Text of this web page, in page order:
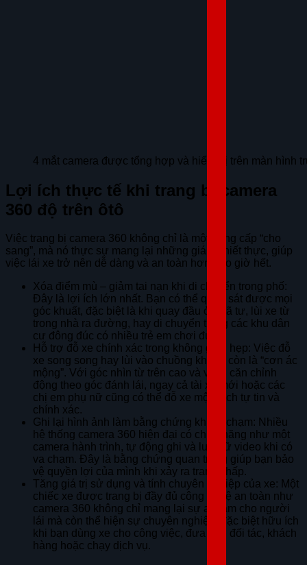
4 mắt camera được tổng hợp và hiển thị trên màn hình
Lợi ích thực tế khi trang bị camera
360 độ trên ôtô
Việc trang bị camera 360 không chỉ là một nâng cấp “cho
sang”, mà nó thực sự mang lại những giá trị thiết thực, giúp
việc lái xe trở nên dễ dàng và an toàn hơn bao giờ hết.
Xóa điểm mù – giảm tai nạn khi di chuyển trong phố:
Đây là lợi ích lớn nhất. Bạn có thể quan sát được mọi
góc khuất, đặc biệt là khi quay đầu ở ngã tư, lùi xe từ
trong nhà ra đường, hay di chuyển trong các khu dân
cư đông đúc có nhiều trẻ em chơi đùa.
Hỗ trợ đỗ xe chính xác trong không gian hẹp: Việc đỗ
xe song song hay lùi vào chuồng không còn là “cơn ác
mộng”. Với góc nhìn từ trên cao và vạch căn chỉnh
động theo góc đánh lái, ngay cả tài xế mới hoặc các
chị em phụ nữ cũng có thể đỗ xe một cách tự tin và
chính xác.
Ghi lại hình ảnh làm bằng chứng khi va chạm: Nhiều
hệ thống camera 360 hiện đại có chức năng như một
camera hành trình, tự động ghi và lưu trữ video khi có
va chạm. Đây là bằng chứng quan trọng giúp bạn bảo
vệ quyền lợi của mình khi xảy ra tranh chấp.
Tăng giá trị sử dụng và tính chuyên nghiệp của xe: Một
chiếc xe được trang bị đầy đủ công nghệ an toàn như
camera 360 không chỉ mang lại sự an tâm cho người
lái mà còn thể hiện sự chuyên nghiệp, đặc biệt hữu ích
khi bạn dùng xe cho công việc, đưa đón đối tác, khách
hàng hoặc chạy dịch vụ.